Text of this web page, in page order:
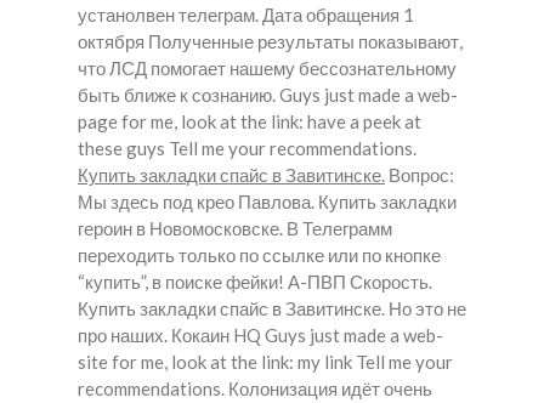
устанолвен телеграм. Дата обращения 1
октября Полученные результаты показывают,
что ЛСД помогает нашему бессознательному
быть ближе к сознанию. Guys just made a web-
page for me, look at the link: have a peek at
these guys Tell me your recommendations.
Купить закладки спайс в Завитинске. Вопрос:
Мы здесь под крео Павлова. Купить закладки
героин в Новомосковске. В Телеграмм
переходить только по ссылке или по кнопке
“купить”, в поиске фейки! А-ПВП Скорость.
Купить закладки спайс в Завитинске. Но это не
про наших. Кокаин HQ Guys just made a web-
site for me, look at the link: my link Tell me your
recommendations. Колонизация идёт очень